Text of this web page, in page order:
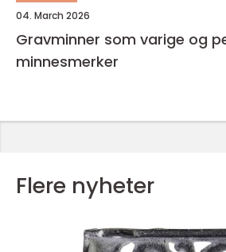
04. March 2026
Gravminner som varige og
minnesmerker
Flere nyheter